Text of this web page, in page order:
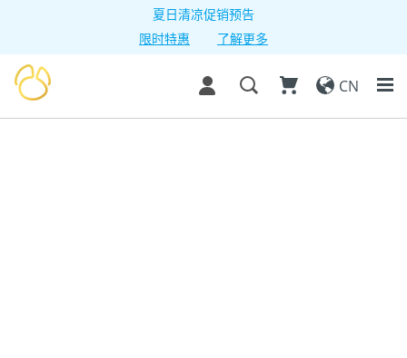
夏日清凉促销预告
限时特惠 了解更多
CN